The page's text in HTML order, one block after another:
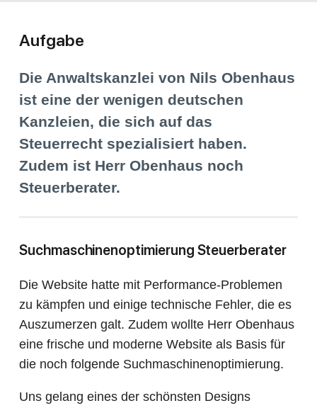
Aufgabe
Die Anwaltskanzlei von Nils Obenhaus
ist eine der wenigen deutschen
Kanzleien, die sich auf das
Steuerrecht spezialisiert haben.
Zudem ist Herr Obenhaus noch
Steuerberater.
Suchmaschinenoptimierung Steuerberater
Die Website hatte mit Performance-Problemen
zu kämpfen und einige technische Fehler, die es
Auszumerzen galt. Zudem wollte Herr Obenhaus
eine frische und moderne Website als Basis für
die noch folgende Suchmaschinenoptimierung.
Uns gelang eines der schönsten Designs